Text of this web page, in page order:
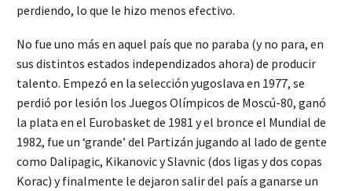
perdiendo, lo que le hizo menos efectivo.
No fue uno más en aquel país que no paraba (y no para, en
sus distintos estados independizados ahora) de producir
talento. Empezó en la selección yugoslava en 1977, se
perdió por lesión los Juegos Olímpicos de Moscú-80, ganó
la plata en el Eurobasket de 1981 y el bronce el Mundial de
1982, fue un ‘grande’ del Partizán jugando al lado de gente
como Dalipagic, Kikanovic y Slavnic (dos ligas y dos copas
Korac) y finalmente le dejaron salir del país a ganarse un